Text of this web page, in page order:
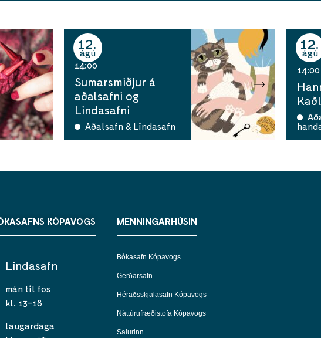
12
ágú
14:00
Sumarsmiðjur á
aðalsafni og
Lindasafni
Aðalsafn & Lindasafn
12
ágú
14:00
KÓPAVOGS
Lindasafn
mán til fös
kl. 13-18
laugardaga
MENNINGARHÚSIN
Bókasafn Kópavogs
Gerðarsafn
Héraðsskjalasafn Kópavogs
Náttúrufræðistofa Kópavogs
Salurinn